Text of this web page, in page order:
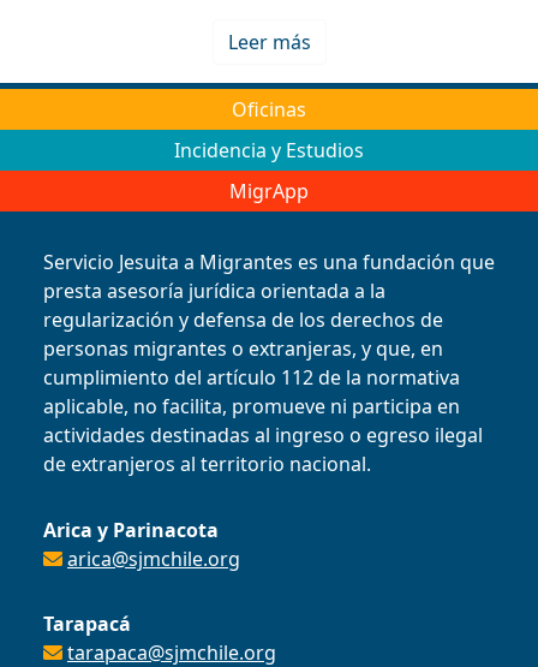
Leer más
Oficinas
Incidencia y Estudios
MigrApp
Servicio Jesuita a Migrantes es una fundación que
presta asesoría jurídica orientada a la
regularización y defensa de los derechos de
personas migrantes o extranjeras, y que, en
cumplimiento del artículo 112 de la normativa
aplicable, no facilita, promueve ni participa en
actividades destinadas al ingreso o egreso ilegal
de extranjeros al territorio nacional.
Arica y Parinacota
arica@sjmchile.org
Tarapacá
tarapaca@sjmchile.org